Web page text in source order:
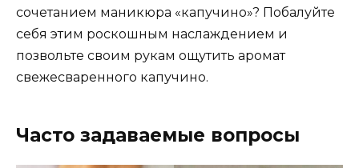
сочетанием маникюра «капучино»? Побалуйте
себя этим роскошным наслаждением и
позвольте своим рукам ощутить аромат
свежесваренного капучино.
Часто задаваемые вопросы